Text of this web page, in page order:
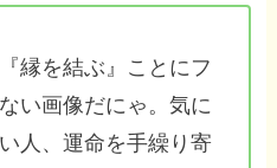
縁を結ぶ』ことにフ
い画像だにゃ。気に
人、運命を手繰り寄